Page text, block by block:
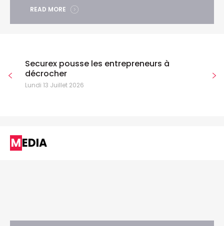
READ MORE
Securex pousse les entrepreneurs à
décrocher
Lundi 13 Juillet 2026
MEDIA